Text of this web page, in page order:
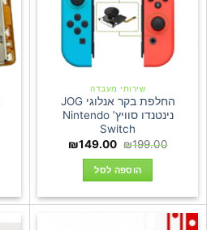
שירותי מעבדה
החלפת בקר אנלוגי JOG
נינטנדו סוויץ’ Nintendo
Switch
₪199.00
המחיר
היה:
₪199.00.
₪149.00
הוספה לסל